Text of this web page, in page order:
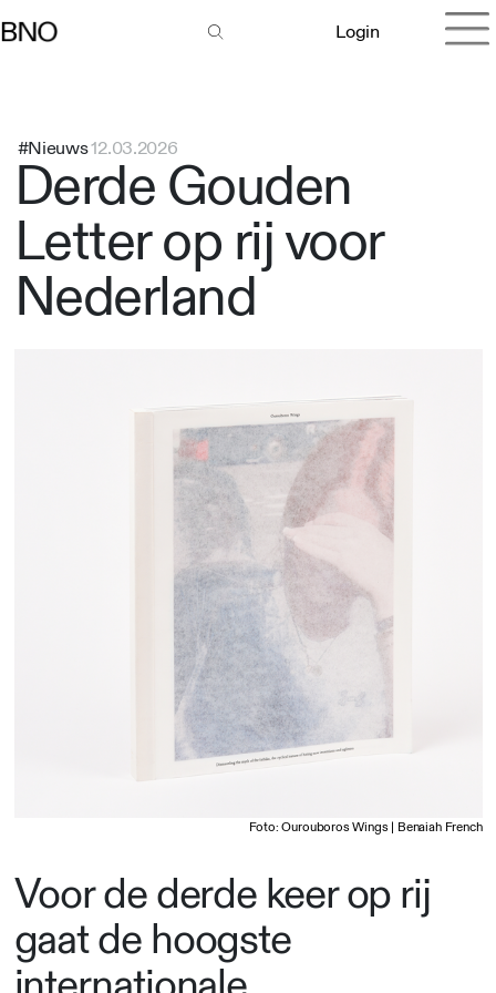
Login
#Nieuws12.03.2026
Derde Gouden
Letter op rij voor
Nederland
Foto: Ourouboros Wings | Benaiah French
Voor de derde keer op rij
gaat de hoogste